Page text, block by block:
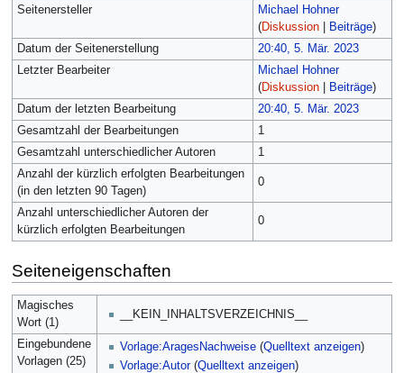
Seitenersteller
Michael Hohner
(Diskussion| Beiträge)
Datum der Seitenerstellung
20:40, 5. Mär. 2023
Letzter Bearbeiter
Michael Hohner
(Diskussion| Beiträge)
Datum der letzten Bearbeitung
20:40, 5. Mär. 2023
Gesamtzahl der Bearbeitungen
1
Gesamtzahl unterschiedlicher Autoren
1
Anzahl der kürzlich erfolgten Bearbeitungen
(in den letzten 90 Tagen)
0
Anzahl unterschiedlicher Autoren der
kürzlich erfolgten Bearbeitungen
0
Seiteneigenschaften
Magisches
Wort (1)
__KEIN_INHALTSVERZEICHNIS__
Eingebundene
Vorlagen (25)
Vorlage:AragesNachweise (Quelltext anzeigen)
Vorlage:Autor(Quelltext anzeigen)